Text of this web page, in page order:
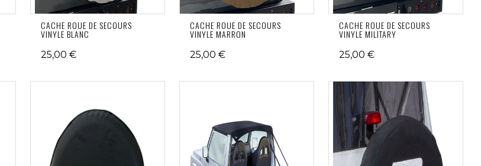
CACHE ROUE DE SECOURS
VINYLE BLANC
25,00 €
CACHE ROUE DE SECOURS
VINYLE MARRON
25,00 €
CACHE ROUE DE SECOURS
VINYLE MILITARY
25,00 €